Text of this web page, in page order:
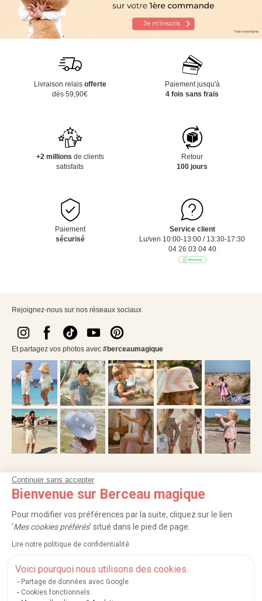
Continuer sans accepter
Bienvenue sur Berceau magique
Pour modifier vos préférences par la suite, cliquez sur le lien
'Mes cookies préférés' situé dans le pied de page.
Lire notre politique de confidentialité
Voici pourquoi nous utilisons des cookies.
Partage de données avec Google
Cookies fonctionnels
Livraison relais offerte
dès 59,90€
Paiement jusqu'à
4 fois sans frais
+2 millions de clients
satisfaits
Retour
100 jours
Paiement
sécurisé
Service client
Lu/ven 10:00-13:00 / 13:30-17:30
04 26 03 04 40
Rejoignez-nous sur nos réseaux sociaux
Et partagez vos photos avec #berceaumagique
NOS SERVICES
INFORMATIONS
LISTES CADEAUX